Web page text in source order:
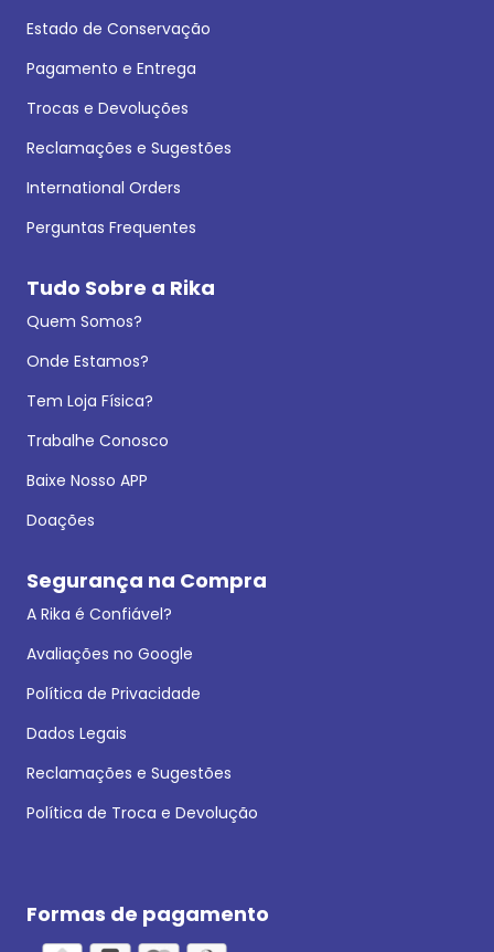
Estado de Conservação
Pagamento e Entrega
Trocas e Devoluções
Reclamações e Sugestões
International Orders
Perguntas Frequentes
Tudo Sobre a Rika
Quem Somos?
Onde Estamos?
Tem Loja Física?
Trabalhe Conosco
Baixe Nosso APP
Doações
Segurança na Compra
A Rika é Confiável?
Avaliações no Google
Política de Privacidade
Dados Legais
Reclamações e Sugestões
Política de Troca e Devolução
Formas de pagamento